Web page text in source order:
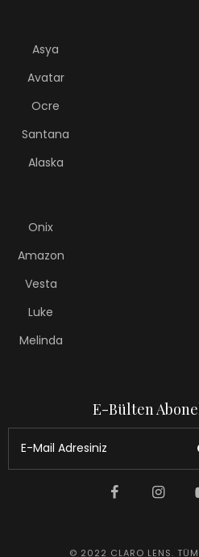
Asya
Avatar
Ocre
Santana
Alaska
Onix
Amazon
Vesta
Luke
Melinda
E-Bülten
© 2022 CLARO LENS. TÜM